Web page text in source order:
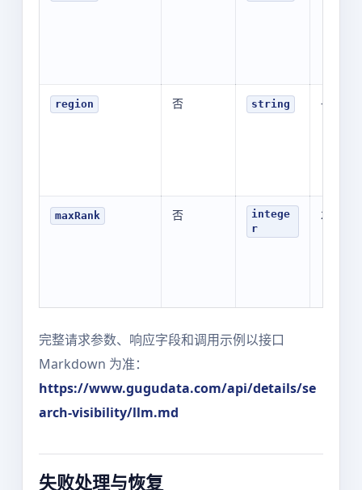
region 否 string -
maxRank 否
intege
r
20
完整请求参数、响应字段和调用示例以接口
Markdown 为准：
https://www.gugudata.com/api/details/se
arch-visibility/llm.md
失败处理与恢复